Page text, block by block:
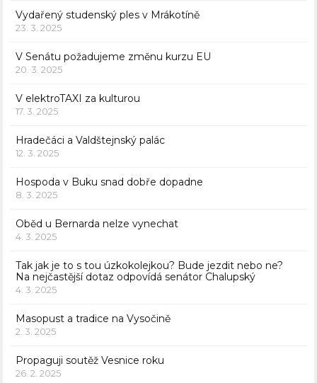
Vydařený studenský ples v Mrákotíně
23. 3. 2025
V Senátu požadujeme změnu kurzu EU
20. 3. 2025
V elektroTAXI za kulturou
17. 3. 2025
Hradečáci a Valdštejnský palác
12. 3. 2025
Hospoda v Buku snad dobře dopadne
8. 3. 2025
Oběd u Bernarda nelze vynechat
4. 3. 2025
Tak jak je to s tou úzkokolejkou? Bude jezdit nebo ne?
Na nejčastější dotaz odpovídá senátor Chalupský
4. 3. 2025
Masopust a tradice na Vysočině
2. 3. 2025
Propaguji soutěž Vesnice roku
26. 2. 2025